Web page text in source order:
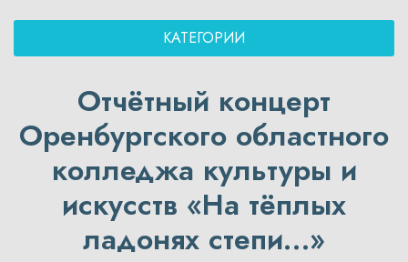
КАТЕГОРИИ
Отчётный концерт
Оренбургского областного
колледжа культуры и
искусств «На тёплых
ладонях степи…»